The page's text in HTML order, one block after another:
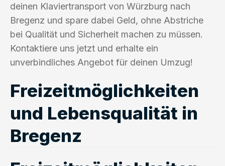
deinen Klaviertransport von Würzburg nach
Bregenz und spare dabei Geld, ohne Abstriche
bei Qualität und Sicherheit machen zu müssen.
Kontaktiere uns jetzt und erhalte ein
unverbindliches Angebot für deinen Umzug!
Freizeitmöglichkeiten
und Lebensqualität in
Bregenz